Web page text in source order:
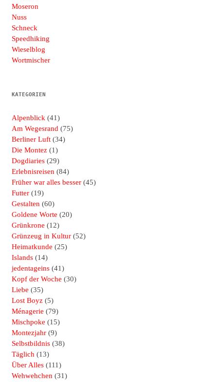
Moseron
Nuss
Schneck
Speedhiking
Wieselblog
Wortmischer
KATEGORIEN
Alpenblick (41)
Am Wegesrand (75)
Berliner Luft (34)
Die Montez (1)
Dogdiaries (29)
Erlebnisreisen (84)
Früher war alles besser (45)
Futter (19)
Gestalten (60)
Goldene Worte (20)
Grünkrone (12)
Grünzeug in Kultur (52)
Heimatkunde (25)
Islands (14)
jedentageins (41)
Kopf der Woche (30)
Liebe (35)
Lost Boyz (5)
Ménagerie (79)
Mischpoke (15)
Montezjahr (9)
Selbstbildnis (38)
Täglich (13)
Über Alles (111)
Wehwehchen (31)